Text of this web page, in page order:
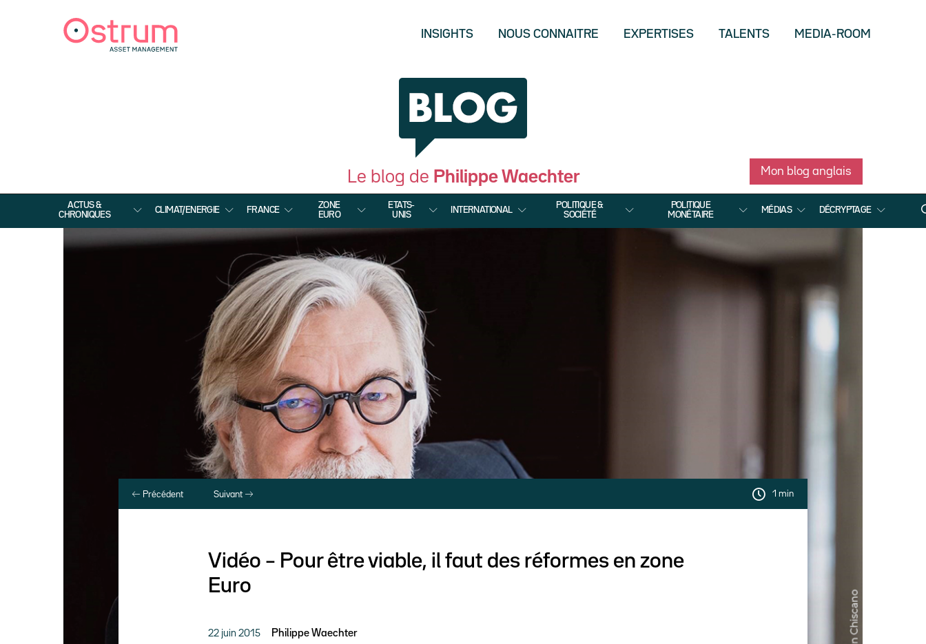
INSIGHTS NOUS CONNAITRE EXPERTISES TALENTS MEDIA-ROOM
Le blog de Philippe Waechter Mon blog anglais
ACTUS &
CHRONIQUES
CLIMAT/ENERGIE FRANCE
ZONE
EURO
ETATS-
UNIS
INTERNATIONAL
POLITIQUE &
SOCIÉTÉ
POLITIQUE
MONÉTAIRE
MÉDIAS DÉCRYPTAGE
Précédent Suivant 1 min
Vidéo – Pour être viable, il faut des réformes en zone
Euro
22 juin 2015 Philippe Waechter